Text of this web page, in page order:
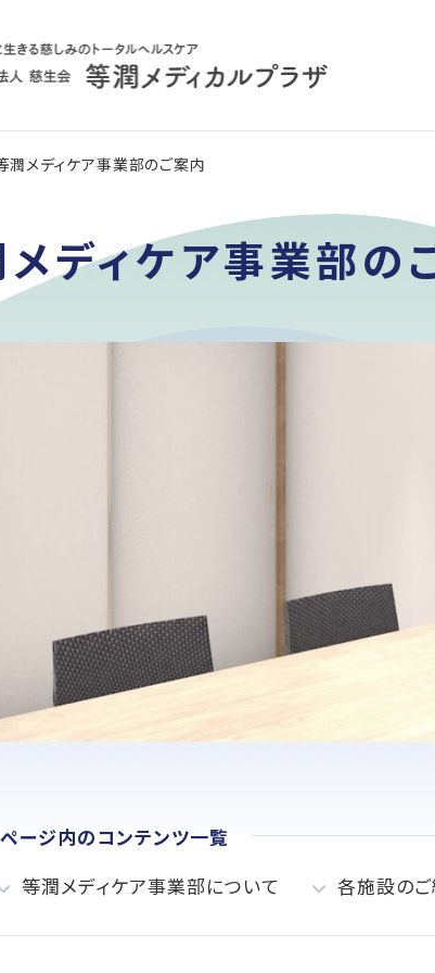
潤メディケア事業部のご案内
ディケア事業部の
ページ内のコンテンツ一覧
等潤メディケア事業部について
各施設の